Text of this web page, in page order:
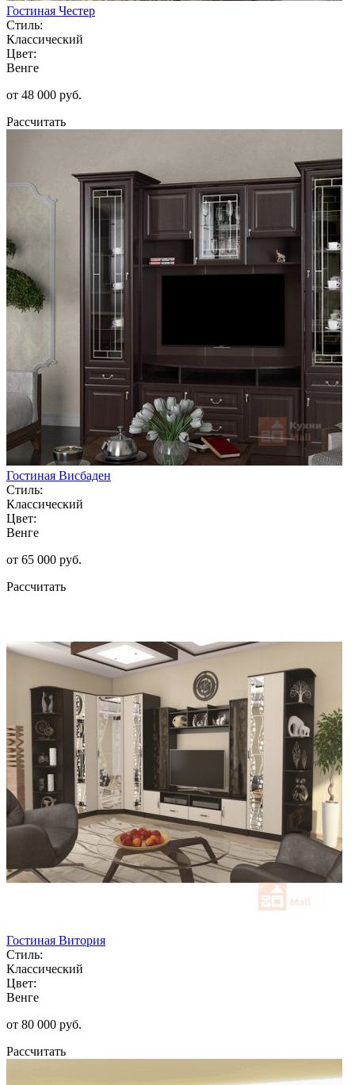
Гостиная Честер
Стиль:
Классический
Цвет:
Венге
от 48 000 руб.
Рассчитать
Гостиная Висбаден
Стиль:
Классический
Цвет:
Венге
от 65 000 руб.
Рассчитать
Гостиная Витория
Стиль:
Классический
Цвет:
Венге
от 80 000 руб.
Рассчитать